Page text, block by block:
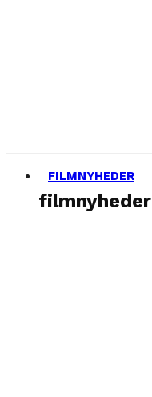
FILMNYHEDER
filmnyheder